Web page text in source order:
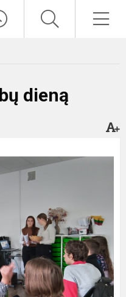
dieną